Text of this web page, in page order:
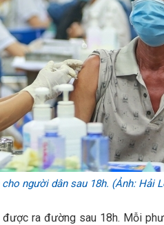
người dân sau 18h. (Ảnh: Hải
ra đường sau 18h. Mỗi